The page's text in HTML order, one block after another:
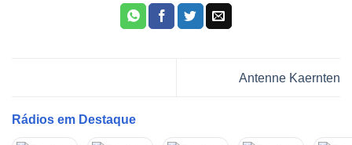
Antenne Kaernten
Rádios em Destaque